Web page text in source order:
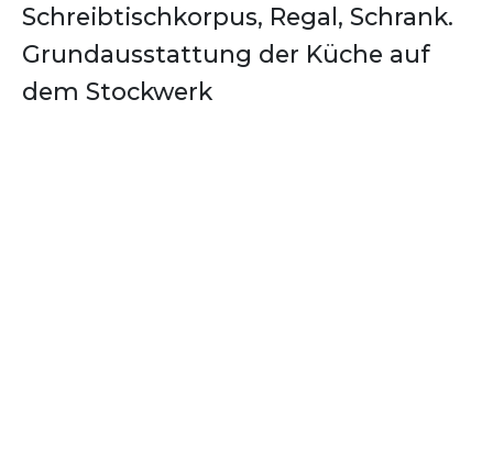
Schreibtischkorpus, Regal, Schrank.
Grundausstattung der Küche auf
dem Stockwerk